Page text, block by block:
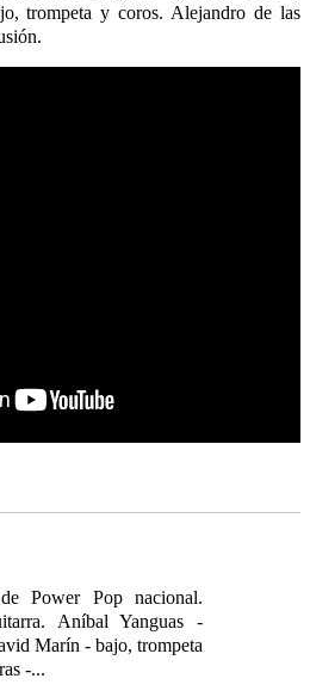
trompeta y coros. Alejandro de las
Power Pop nacional.
Aníbal Yanguas -
Marín - bajo, trompeta
-...